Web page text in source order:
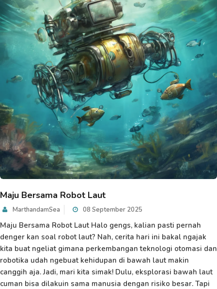
Maju Bersama Robot Laut
MarthandamSea 08 September 2025
Maju Bersama Robot Laut Halo gengs, kalian pasti pernah
denger kan soal robot laut? Nah, cerita hari ini bakal ngajak
kita buat ngeliat gimana perkembangan teknologi otomasi dan
robotika udah ngebuat kehidupan di bawah laut makin
canggih aja. Jadi, mari kita simak! Dulu, eksplorasi bawah laut
cuman bisa dilakuin sama manusia dengan risiko besar. Tapi